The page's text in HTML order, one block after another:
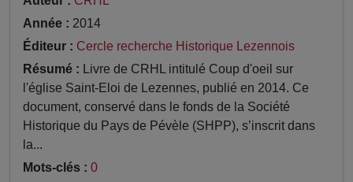
Année : 2014
Éditeur : Cercle recherche Historique Lezennois
Résumé : Livre de CRHL intitulé Coup d'oeil sur
l'église Saint-Eloi de Lezennes, publié en 2014. Ce
document, conservé dans le fonds de la Société
Historique du Pays de Pévèle (SHPP), s’inscrit dans
la...
Mots-clés : 0